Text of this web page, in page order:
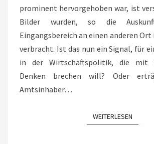
prominent hervorgehoben war, ist
Bilder wurden, so die
Eingangsbereich an einen anderen
verbracht. Ist das nun ein Signal, für
in der Wirtschaftspolitik, die mit
Denken brechen will? Oder
Amtsinhaber…
WEITERLESEN